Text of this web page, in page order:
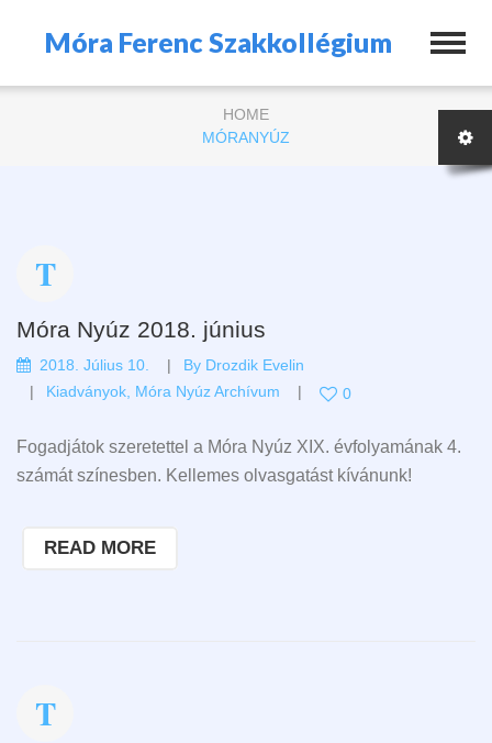
Móra Ferenc Szakkollégium
HOME
MÓRANYÚZ
Móra Nyúz 2018. június
2018. Július 10. By Drozdik Evelin
Kiadványok Móra Nyúz Archívum 0
Fogadjátok szeretettel a Móra Nyúz XIX. évfolyamának 4.
számát színesben. Kellemes olvasgatást kívánunk!
READ MORE